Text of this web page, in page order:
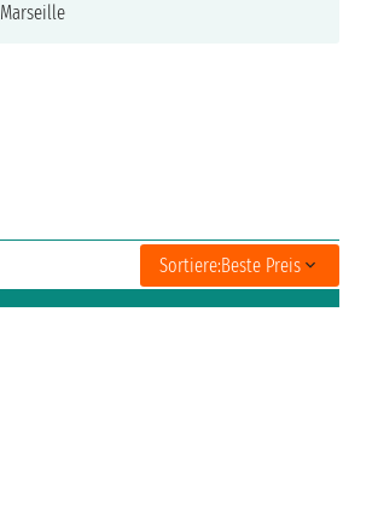
Marseille
Sortiere:Beste Preis